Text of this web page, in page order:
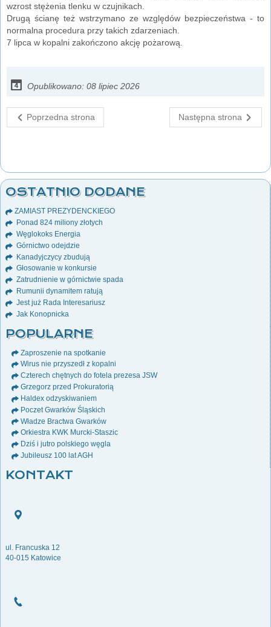
wzrost stężenia tlenku w czujnikach.
Drugą ścianę też wstrzymano ze względów bezpieczeństwa - to
normalna procedura przy takich zdarzeniach.
7 lipca w kopalni zakończono akcję pożarową.
Opublikowano: 08 lipiec 2026
Poprzedna strona Następna strona
OSTATNIO DODANE
ZAMIAST PREZYDENCKIEGO
Ponad 824 miliony złotych
Węglokoks Energia
Górnictwo odejdzie
Kanadyjczycy zbudują
Głosowanie w konkursie
Zatrudnienie w górnictwie spada
Rumunii dynamitem ratują
Jest już Rada Interesariusz
Jak Konopnicka
POPULARNE
Zaproszenie na spotkanie
Wirus nie przyszedł z kopalni
Czterech chętnych do fotela prezesa JSW
Grzegorz przed Prokuratorią
Haldex odzyskiwaniem
Poczet Gwarków Śląskich
Władze Bractwa Gwarków
Orkiestra KWK Murcki-Staszic
Dziś i jutro polskiego węgla
Jubileusz 100 lat AGH
KONTAKT
ul. Francuska 12
40-015 Katowice